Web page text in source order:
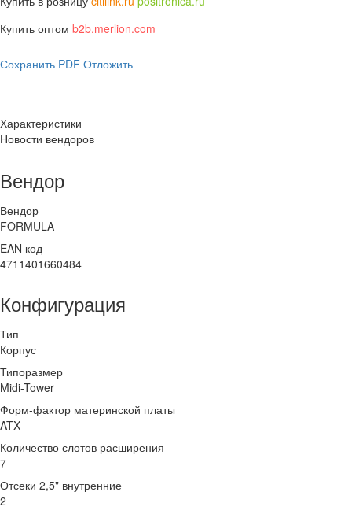
Купить оптом b2b.merlion.com
Сохранить PDF Отложить
Характеристики
Новости вендоров
Вендор
Вендор
FORMULA
EAN код
4711401660484
Конфигурация
Тип
Корпус
Типоразмер
Midi-Tower
Форм-фактор материнской платы
ATX
Количество слотов расширения
7
Отсеки 2,5" внутренние
2